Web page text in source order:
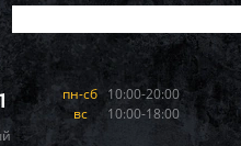
пн-сб 10:00-20:00
вс
10:00-18:00